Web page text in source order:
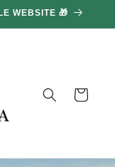
WEBSITE 🎁
Mand